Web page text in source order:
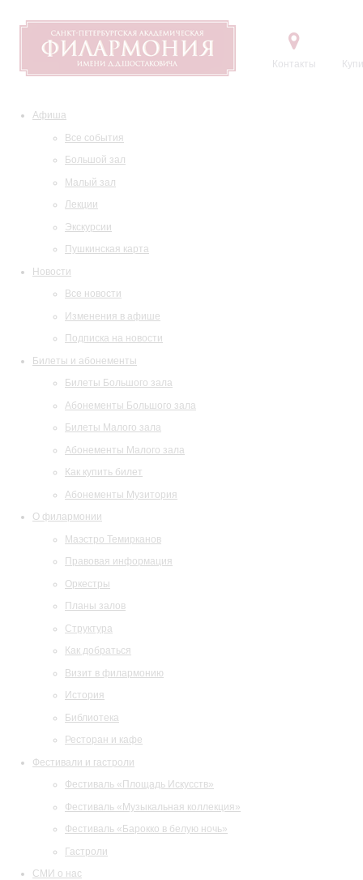
Контакты
Афиша
Все события
Большой зал
Малый зал
Лекции
Экскурсии
Пушкинская карта
Новости
Все новости
Изменения в афише
Подписка на новости
Билеты и абонементы
Билеты Большого зала
Абонементы Большого зала
Билеты Малого зала
Абонементы Малого зала
Как купить билет
Абонементы Музитория
О филармонии
Маэстро Темирканов
Правовая информация
Оркестры
Планы залов
Структура
Как добраться
Визит в филармонию
История
Библиотека
Ресторан и кафе
Фестивали и гастроли
Фестиваль «Площадь Искусств»
Фестиваль «Музыкальная коллекция»
Фестиваль «Барокко в белую ночь»
Гастроли
СМИ о нас